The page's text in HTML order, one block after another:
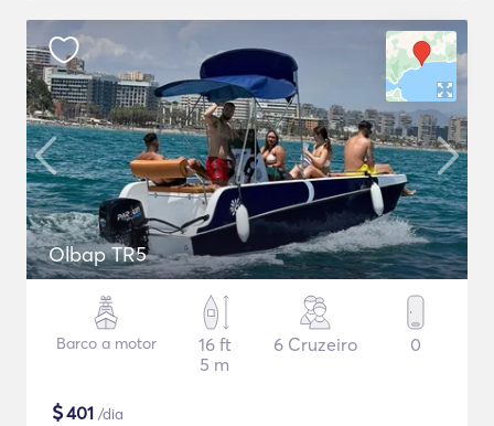
Olbap TR5
Barco a motor
16 ft
5 m
6 Cruzeiro 0
$401 /dia